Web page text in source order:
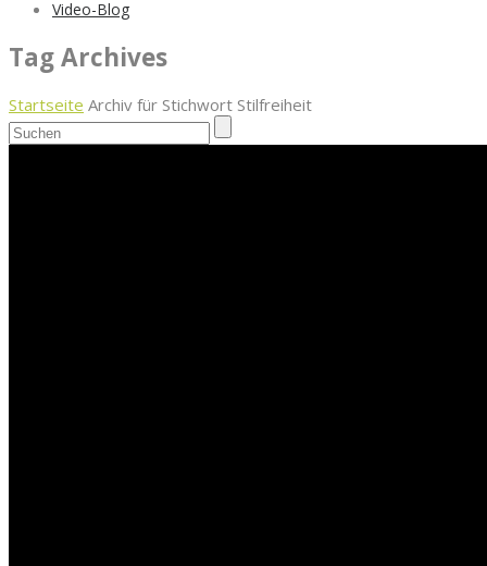
Video-Blog
Tag Archives
Startseite Archiv für Stichwort Stilfreiheit